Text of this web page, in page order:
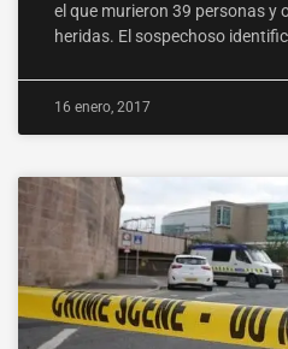
el que murieron 39 personas y
heridas. El sospechoso
16 enero, 2017